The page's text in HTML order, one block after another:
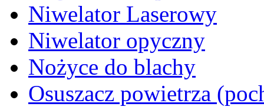
Niwelator Laserowy
Niwelator opyczny
Nożyce do blachy
Osuszacz powietrza